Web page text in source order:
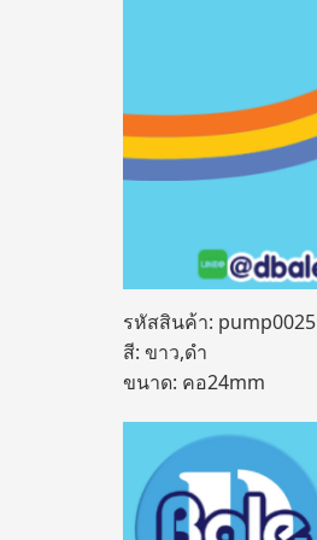
รหัสสินค้า: pump0025
สี: ขาว,ดำ
ขนาด: คอ24mm